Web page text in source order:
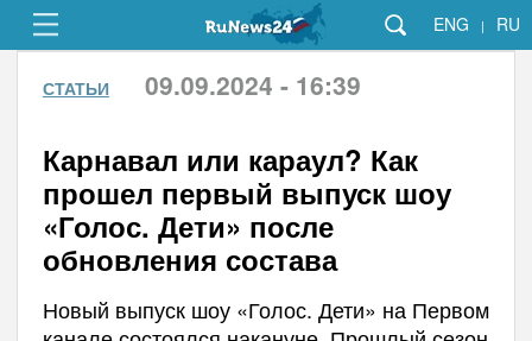
ENG | RU
СТАТЬИ 09.09.2024 - 16:39
Карнавал или караул? Как
прошел первый выпуск шоу
«Голос. Дети» после
обновления состава
Новый выпуск шоу «Голос. Дети» на Первом